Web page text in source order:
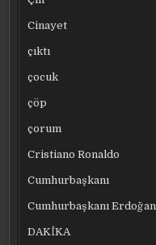
Cinayet
çıktı
çocuk
çöp
çorum
Cristiano Ronaldo
Cumhurbaşkanı
Cumhurbaşkanı Erdoğan
DAKİKA